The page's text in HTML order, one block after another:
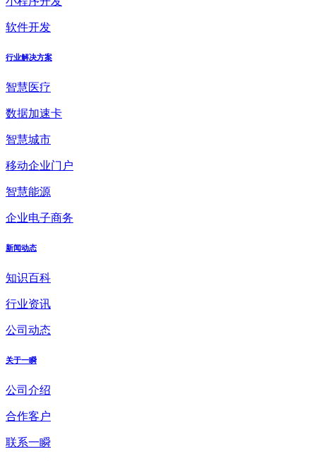
软件开发
行业解决方案
智慧医疗
数据加速卡
智慧城市
移动企业门户
智慧能源
企业电子商务
新闻动态
知识百科
行业资讯
公司动态
关于一瞬
公司介绍
合作客户
联系一瞬